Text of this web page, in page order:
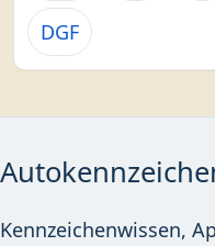
DGF
Kennzeichenwissen,